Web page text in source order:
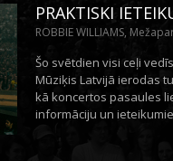
PRAKTISKI
ROBBIE WILLIAMS,
Šo svētdien visi ceļi
Mūziķis Latvijā ierodas
kā koncertos pasaules
informāciju un